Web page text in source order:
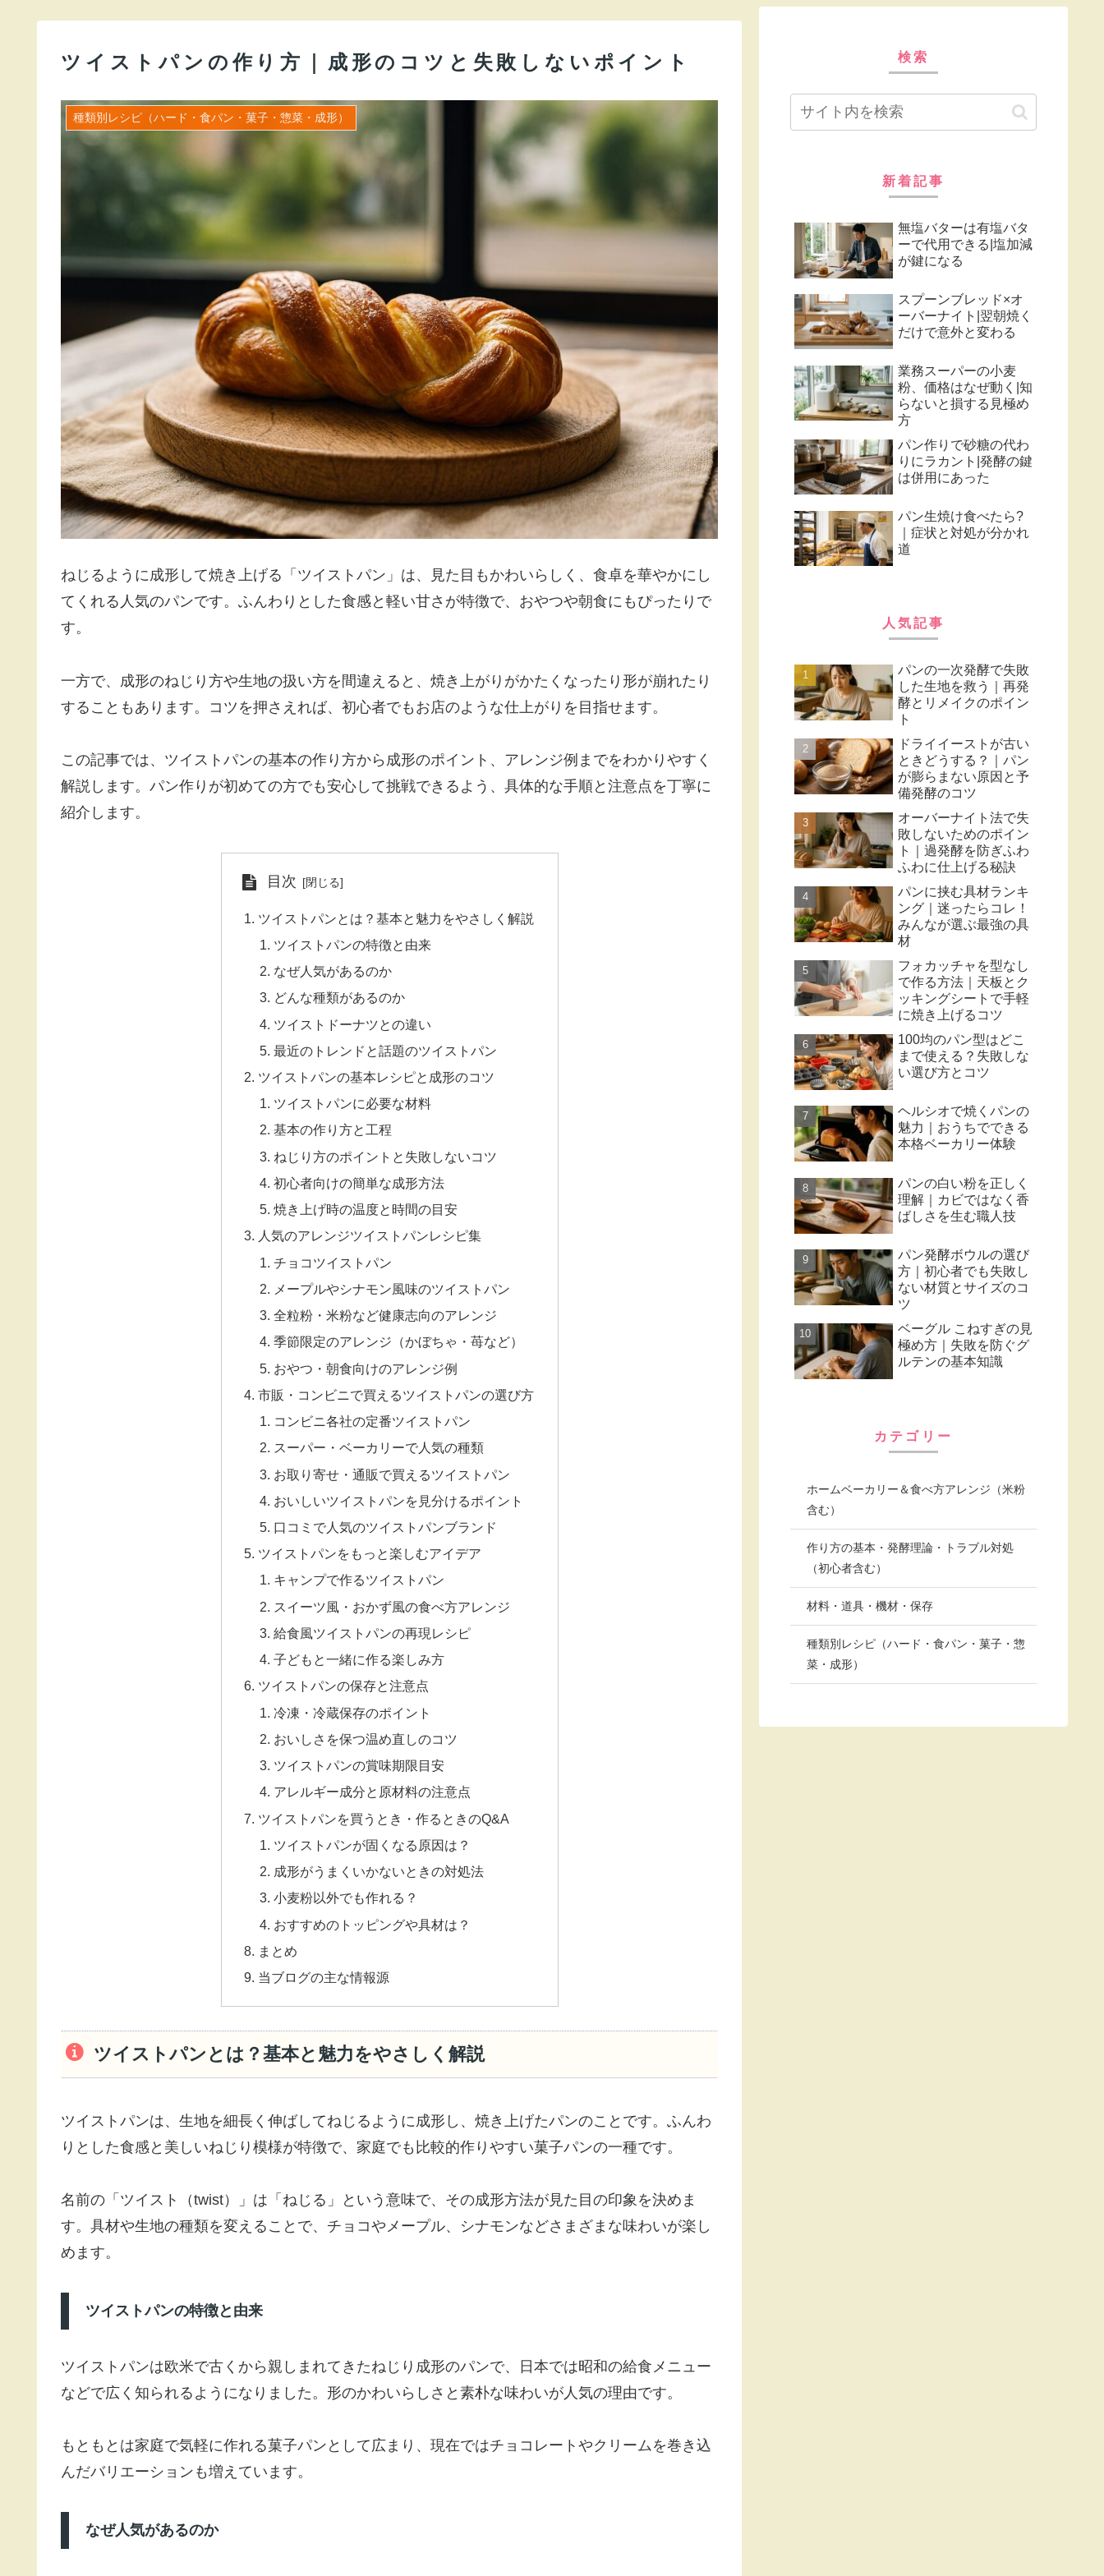
ツイストパンの作り方｜成形のコツと失敗しないポイント
種類別レシピ（ハード・食パン・菓子・惣菜・成形）
ねじるように成形して焼き上げる「ツイストパン」は、見た目もかわいらしく、食卓を華やかにし
てくれる人気のパンです。ふんわりとした食感と軽い甘さが特徴で、おやつや朝食にもぴったりで
す。
一方で、成形のねじり方や生地の扱い方を間違えると、焼き上がりがかたくなったり形が崩れたり
することもあります。コツを押さえれば、初心者でもお店のような仕上がりを目指せます。
この記事では、ツイストパンの基本の作り方から成形のポイント、アレンジ例までをわかりやすく
解説します。パン作りが初めての方でも安心して挑戦できるよう、具体的な手順と注意点を丁寧に
紹介します。
目次
ツイストパンとは？基本と魅力をやさしく解説
ツイストパンの特徴と由来
なぜ人気があるのか
どんな種類があるのか
ツイストドーナツとの違い
最近のトレンドと話題のツイストパン
ツイストパンの基本レシピと成形のコツ
ツイストパンに必要な材料
基本の作り方と工程
ねじり方のポイントと失敗しないコツ
初心者向けの簡単な成形方法
焼き上げ時の温度と時間の目安
人気のアレンジツイストパンレシピ集
チョコツイストパン
メープルやシナモン風味のツイストパン
全粒粉・米粉など健康志向のアレンジ
季節限定のアレンジ（かぼちゃ・苺など）
おやつ・朝食向けのアレンジ例
市販・コンビニで買えるツイストパンの選び方
コンビニ各社の定番ツイストパン
スーパー・ベーカリーで人気の種類
お取り寄せ・通販で買えるツイストパン
おいしいツイストパンを見分けるポイント
口コミで人気のツイストパンブランド
ツイストパンをもっと楽しむアイデア
キャンプで作るツイストパン
スイーツ風・おかず風の食べ方アレンジ
給食風ツイストパンの再現レシピ
子どもと一緒に作る楽しみ方
ツイストパンの保存と注意点
冷凍・冷蔵保存のポイント
おいしさを保つ温め直しのコツ
ツイストパンの賞味期限目安
アレルギー成分と原材料の注意点
ツイストパンを買うとき・作るときのQ&A
ツイストパンが固くなる原因は？
成形がうまくいかないときの対処法
小麦粉以外でも作れる？
おすすめのトッピングや具材は？
まとめ
当ブログの主な情報源
ツイストパンとは？基本と魅力をやさしく解説
ツイストパンは、生地を細長く伸ばしてねじるように成形し、焼き上げたパンのことです。ふんわ
りとした食感と美しいねじり模様が特徴で、家庭でも比較的作りやすい菓子パンの一種です。
名前の「ツイスト（twist）」は「ねじる」という意味で、その成形方法が見た目の印象を決めま
す。具材や生地の種類を変えることで、チョコやメープル、シナモンなどさまざまな味わいが楽し
めます。
ツイストパンの特徴と由来
ツイストパンは欧米で古くから親しまれてきたねじり成形のパンで、日本では昭和の給食メニュー
などで広く知られるようになりました。形のかわいらしさと素朴な味わいが人気の理由です。
もともとは家庭で気軽に作れる菓子パンとして広まり、現在ではチョコレートやクリームを巻き込
んだバリエーションも増えています。
なぜ人気があるのか
検索
新着記事
無塩バターは有塩バタ
ーで代用できる|塩加減
が鍵になる
スプーンブレッド×オ
ーバーナイト|翌朝焼く
だけで意外と変わる
業務スーパーの小麦
粉、価格はなぜ動く|知
らないと損する見極め
方
パン作りで砂糖の代わ
りにラカント|発酵の鍵
は併用にあった
パン生焼け食べたら?
｜症状と対処が分かれ
道
人気記事
パンの一次発酵で失敗
した生地を救う｜再発
酵とリメイクのポイン
ト
ドライイーストが古い
ときどうする？｜パン
が膨らまない原因と予
備発酵のコツ
オーバーナイト法で失
敗しないためのポイン
ト｜過発酵を防ぎふわ
ふわに仕上げる秘訣
パンに挟む具材ランキ
ング｜迷ったらコレ！
みんなが選ぶ最強の具
材
フォカッチャを型なし
で作る方法｜天板とク
ッキングシートで手軽
に焼き上げるコツ
100均のパン型はどこ
まで使える？失敗しな
い選び方とコツ
ヘルシオで焼くパンの
魅力｜おうちでできる
本格ベーカリー体験
パンの白い粉を正しく
理解｜カビではなく香
ばしさを生む職人技
パン発酵ボウルの選び
方｜初心者でも失敗し
ない材質とサイズのコ
ツ
ベーグル こねすぎの見
極め方｜失敗を防ぐグ
ルテンの基本知識
カテゴリー
ホームベーカリー＆食べ方アレンジ（米粉
含む）
作り方の基本・発酵理論・トラブル対処
（初心者含む）
材料・道具・機材・保存
種類別レシピ（ハード・食パン・菓子・惣
菜・成形）